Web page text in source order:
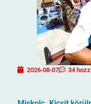
2026-08-07 34